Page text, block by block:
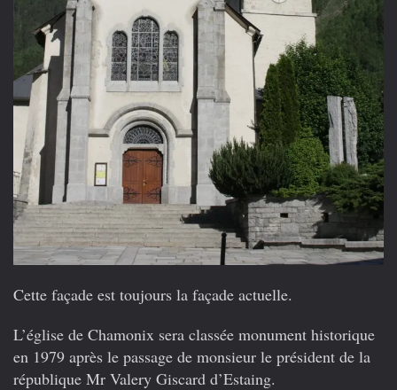
Cette façade est toujours la façade actuelle.
L’église de Chamonix sera classée monument historique
en 1979 après le passage de monsieur le président de la
république Mr Valery Giscard d’Estaing.